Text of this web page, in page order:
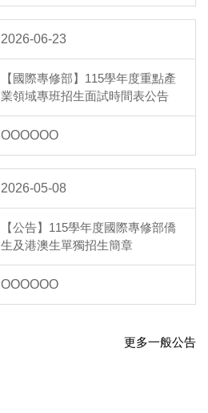
2026-06-23
【國際專修部】115學年度重點產
業領域專班招生面試時間表公告
OOOOOO
2026-05-08
【公告】115學年度國際專修部僑
生及港澳生單獨招生簡章
OOOOOO
更多一般公告